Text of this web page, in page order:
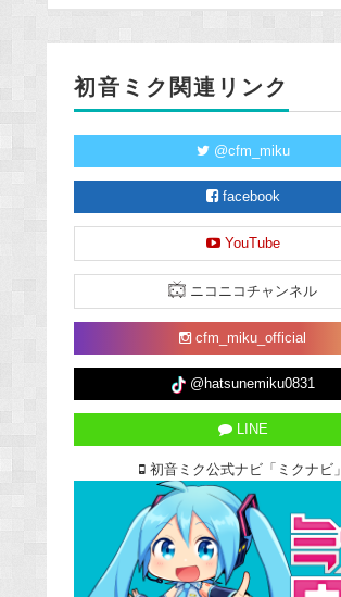
初音ミク関連リンク
@cfm_miku
facebook
YouTube
ニコニコチャンネル
cfm_miku_official
@hatsunemiku0831
LINE
初音ミク公式ナビ「ミクナビ」